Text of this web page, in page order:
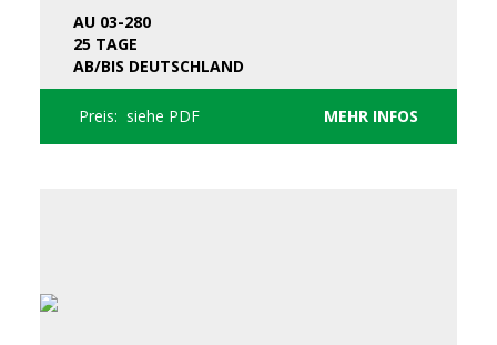
AU 03-280
25 TAGE
AB/BIS DEUTSCHLAND
Preis: siehe PDF MEHR INFOS